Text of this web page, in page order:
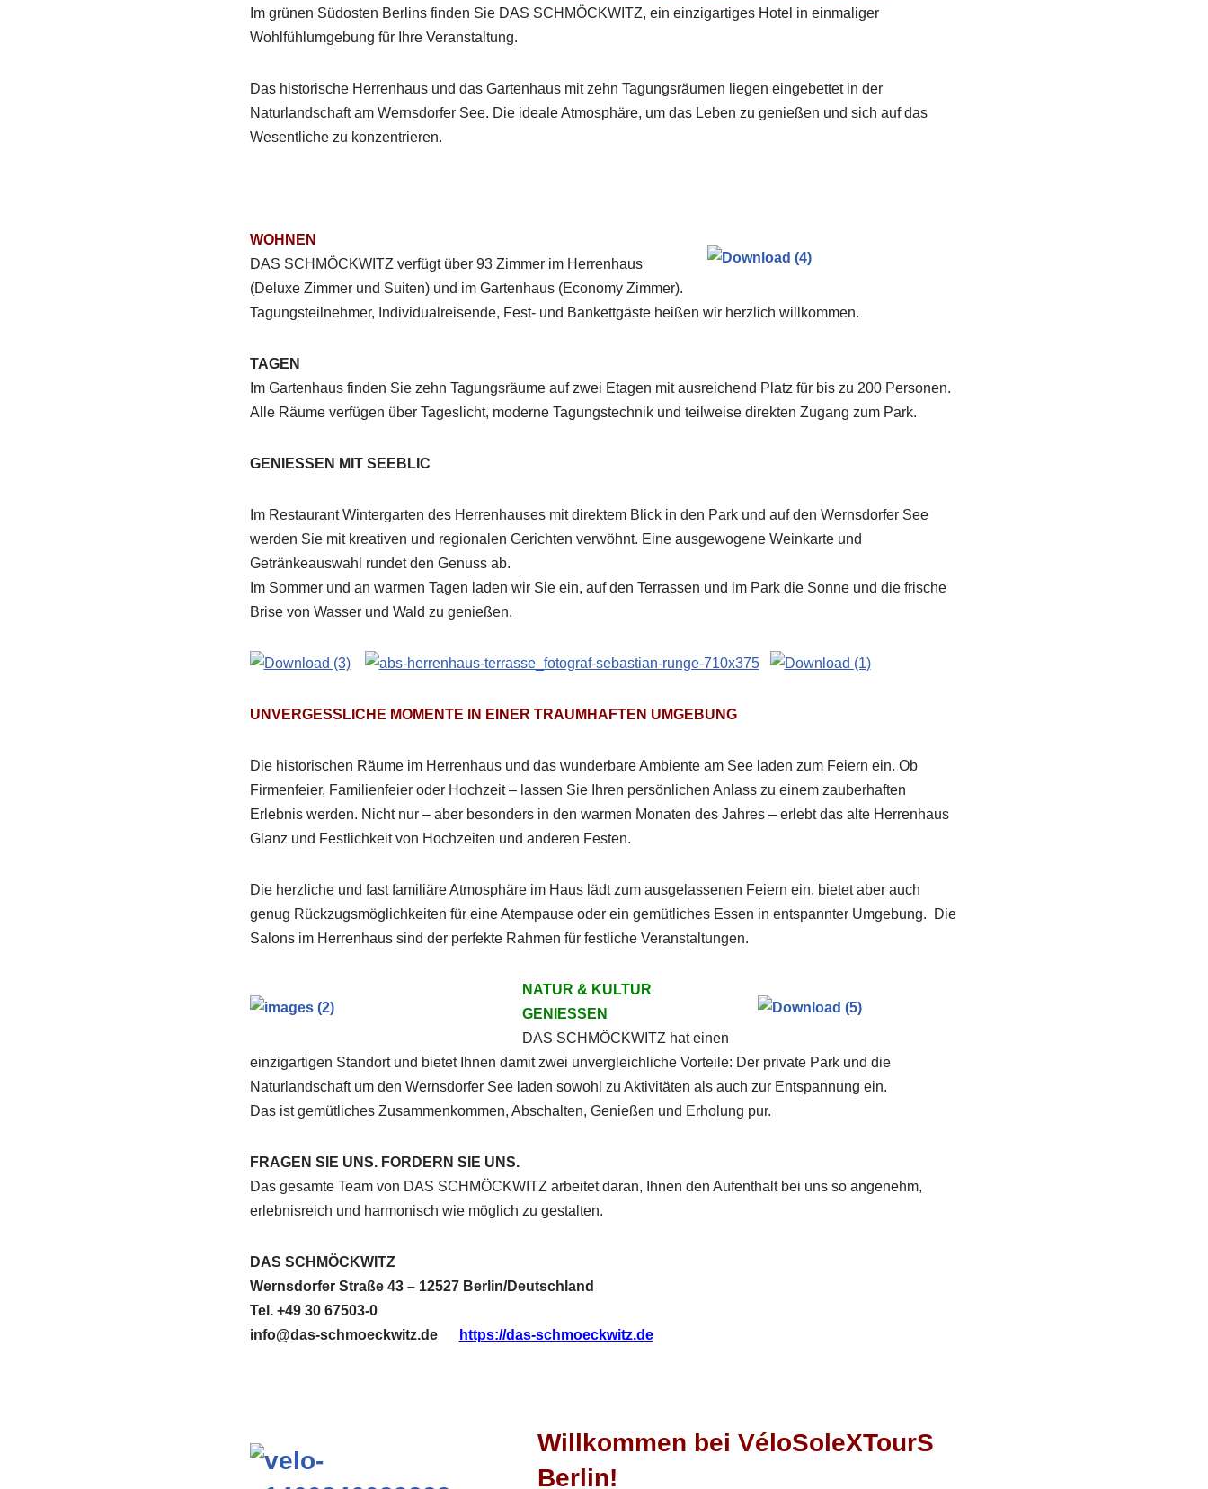
Im grünen Südosten Berlins finden Sie DAS SCHMÖCKWITZ, ein einzigartiges Hotel in einmaliger
Wohlfühlumgebung für Ihre Veranstaltung.
Das historische Herrenhaus und das Gartenhaus mit zehn Tagungsräumen liegen eingebettet in der
Naturlandschaft am Wernsdorfer See. Die ideale Atmosphäre, um das Leben zu genießen und sich auf das
Wesentliche zu konzentrieren.
WOHNEN
DAS SCHMÖCKWITZ verfügt über 93 Zimmer im Herrenhaus
(Deluxe Zimmer und Suiten) und im Gartenhaus (Economy Zimmer).
Tagungsteilnehmer, Individualreisende, Fest- und Bankettgäste heißen wir herzlich willkommen.
TAGEN
Im Gartenhaus finden Sie zehn Tagungsräume auf zwei Etagen mit ausreichend Platz für bis zu 200 Personen.
Alle Räume verfügen über Tageslicht, moderne Tagungstechnik und teilweise direkten Zugang zum Park.
GENIESSEN MIT SEEBLIC
Im Restaurant Wintergarten des Herrenhauses mit direktem Blick in den Park und auf den Wernsdorfer See
werden Sie mit kreativen und regionalen Gerichten verwöhnt. Eine ausgewogene Weinkarte und
Getränkeauswahl rundet den Genuss ab.
Im Sommer und an warmen Tagen laden wir Sie ein, auf den Terrassen und im Park die Sonne und die frische
Brise von Wasser und Wald zu genießen.
UNVERGESSLICHE MOMENTE IN EINER TRAUMHAFTEN UMGEBUNG
Die historischen Räume im Herrenhaus und das wunderbare Ambiente am See laden zum Feiern ein. Ob
Firmenfeier, Familienfeier oder Hochzeit – lassen Sie Ihren persönlichen Anlass zu einem zauberhaften
Erlebnis werden. Nicht nur – aber besonders in den warmen Monaten des Jahres – erlebt das alte Herrenhaus
Glanz und Festlichkeit von Hochzeiten und anderen Festen.
Die herzliche und fast familiäre Atmosphäre im Haus lädt zum ausgelassenen Feiern ein, bietet aber auch
genug Rückzugsmöglichkeiten für eine Atempause oder ein gemütliches Essen in entspannter Umgebung. Die
Salons im Herrenhaus sind der perfekte Rahmen für festliche Veranstaltungen.
NATUR & KULTUR
GENIESSEN
DAS SCHMÖCKWITZ hat einen
einzigartigen Standort und bietet Ihnen damit zwei unvergleichliche Vorteile: Der private Park und die
Naturlandschaft um den Wernsdorfer See laden sowohl zu Aktivitäten als auch zur Entspannung ein.
Das ist gemütliches Zusammenkommen, Abschalten, Genießen und Erholung pur.
FRAGEN SIE UNS. FORDERN SIE UNS.
Das gesamte Team von DAS SCHMÖCKWITZ arbeitet daran, Ihnen den Aufenthalt bei uns so angenehm,
erlebnisreich und harmonisch wie möglich zu gestalten.
DAS SCHMÖCKWITZ
Wernsdorfer Straße 43 – 12527 Berlin/Deutschland
Tel. +49 30 67503-0
info@das-schmoeckwitz.de
https://das-schmoeckwitz.de
Willkommen bei VéloSoleXTourS
Berlin!